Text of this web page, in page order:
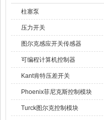
柱塞泵
压力开关
图尔克感应开关传感器
可编程计算机控制器
Kant肯特压差开关
Phoenix菲尼克斯控制模块
Turck图尔克控制模块